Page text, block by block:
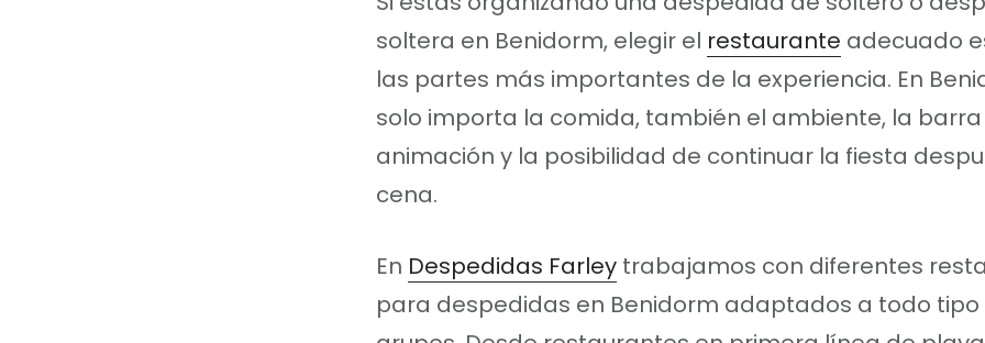
soltera en Benidorm, elegir el restaurante adecuado
las partes más importantes de la experiencia. En
solo importa la comida, también el ambiente, la barra
animación y la posibilidad de continuar la fiesta
cena.
En Despedidas Farley trabajamos con diferentes
para despedidas en Benidorm adaptados a todo tipo